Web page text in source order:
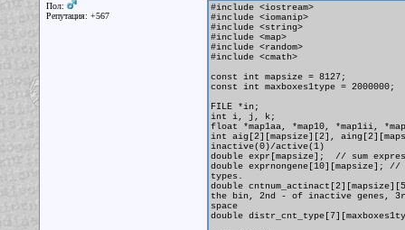
Пол:
Репутация: +567
#include <iostream>
#include <iomanip>
#include <string>
#include <map>
#include <random>
#include <cmath>
const int mapsize = 8127;
const int maxboxes1type =
FILE *in;
int i, j, k;
float *map1aa, *map10, *map1ii,
int aig[2][mapsize][2],
inactive(0)/active(1)
double expr[mapsize]; // sum
double exprnongene[10][mapsize];
types.
double
the bin, 2nd - of inactive genes,
space
double